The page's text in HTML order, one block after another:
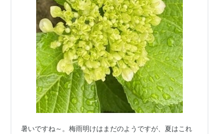
暑いですね～。梅雨明けはまだのようですが、夏はこれ